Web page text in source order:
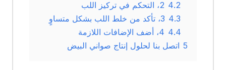
4.2 2، التحكم في تركيز اللب
4.3 3، تأكد من خلط اللب بشكل متساوٍ
4.4 4، أضف الإضافات اللازمة
5 اتصل بنا لحلول إنتاج صواني البيض